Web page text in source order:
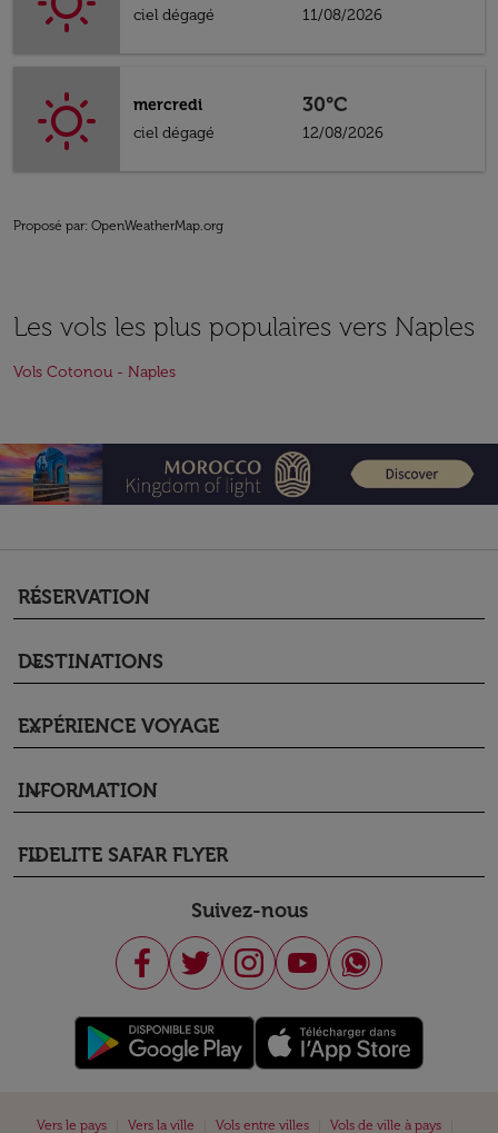
ciel dégagé
11/08/2026
mercredi
ciel dégagé
30°C
12/08/2026
Proposé par: OpenWeatherMap.org
Les vols les plus populaires vers Naples
Vols Cotonou - Naples
RÉSERVATION
keyboard_arrow_down
DESTINATIONS
keyboard_arrow_down
EXPÉRIENCE VOYAGE
keyboard_arrow_down
INFORMATION
keyboard_arrow_down
FIDELITE SAFAR FLYER
keyboard_arrow_down
Suivez-nous
Vers le pays Vers la ville Vols entre villes Vols de ville à pays